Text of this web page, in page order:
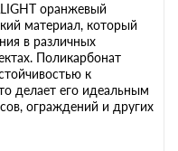
оранжевый
материал, который
в различных
Поликарбонат
к
делает его идеальным
ограждений и других